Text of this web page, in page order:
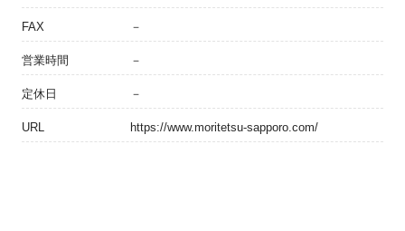
FAX －
営業時間 －
定休日 －
URL https://www.moritetsu-sapporo.com/